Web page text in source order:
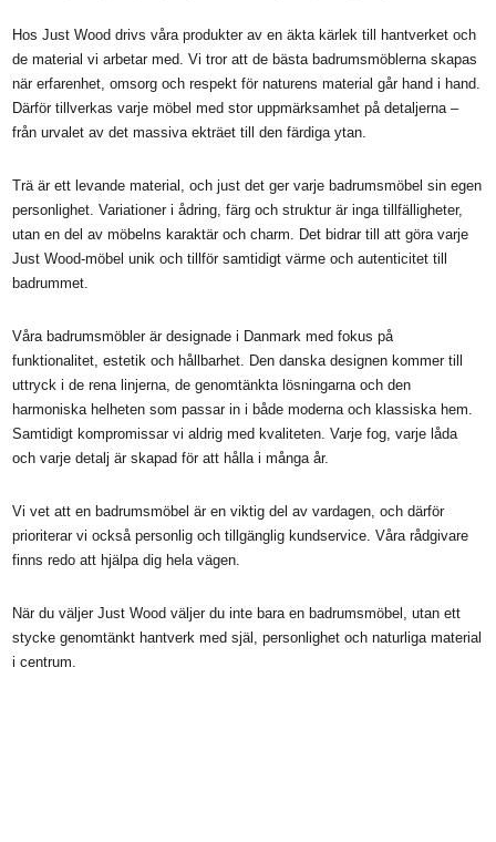
Hos Just Wood drivs våra produkter av en äkta kärlek till hantverket och
de material vi arbetar med. Vi tror att de bästa badrumsmöblerna skapas
när erfarenhet, omsorg och respekt för naturens material går hand i hand.
Därför tillverkas varje möbel med stor uppmärksamhet på detaljerna –
från urvalet av det massiva ekträet till den färdiga ytan.
Trä är ett levande material, och just det ger varje badrumsmöbel sin egen
personlighet. Variationer i ådring, färg och struktur är inga tillfälligheter,
utan en del av möbelns karaktär och charm. Det bidrar till att göra varje
Just Wood-möbel unik och tillför samtidigt värme och autenticitet till
badrummet.
Våra badrumsmöbler är designade i Danmark med fokus på
funktionalitet, estetik och hållbarhet. Den danska designen kommer till
uttryck i de rena linjerna, de genomtänkta lösningarna och den
harmoniska helheten som passar in i både moderna och klassiska hem.
Samtidigt kompromissar vi aldrig med kvaliteten. Varje fog, varje låda
och varje detalj är skapad för att hålla i många år.
Vi vet att en badrumsmöbel är en viktig del av vardagen, och därför
prioriterar vi också personlig och tillgänglig kundservice. Våra rådgivare
finns redo att hjälpa dig hela vägen.
När du väljer Just Wood väljer du inte bara en badrumsmöbel, utan ett
stycke genomtänkt hantverk med själ, personlighet och naturliga material
i centrum.